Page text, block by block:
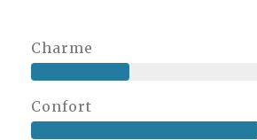
Charme
Confort